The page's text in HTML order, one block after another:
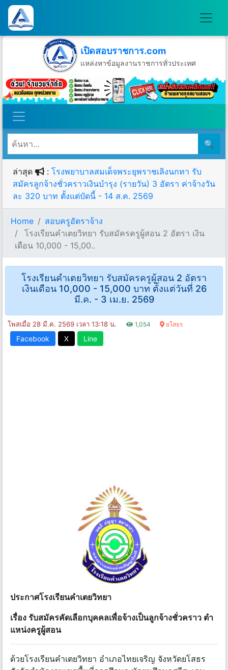
เปิดสอบราชการ.com
แหล่งหาข้อมูลงานราชการทั่วประเทศ
วันเสาร์ที่ 8 เดือนสิงหาคม พ.ศ.2569
🔍
ล่าสุด : โรงพยาบาลสมเด็จพระยุพราชเลิงนกทา รับ
สมัครลูกจ้างชั่วคราวเงินบํารุง (รายวัน) 3 อัตรา ค่าจ้างวัน
ละ 320 บาท ตั้งแต่บัดนี้ - 14 ส.ค. 2569
Home
สอบครูอัตราจ้าง
โรงเรียนคําเตยวิทยา รับสมัครครูผู้สอน 2 อัตรา เงิน
เดือน 10,000 - 15,00..
โรงเรียนคําเตยวิทยา รับสมัครครูผู้สอน 2 อัตรา
เงินเดือน 10,000 - 15,000 บาท ตั้งแต่วันที่ 26
มี.ค. - 3 เม.ย. 2569
โพสเมื่อ 28 มี.ค. 2569 เวลา 13:18 น. 1,054 ยโสธร
Facebook X Line
ประกาศโรงเรียนคําเตยวิทยา
เรื่อง รับสมัครคัดเลือกบุคคลเพื่อจ้างเป็นลูกจ้างชั่วคราว ตํา
แหน่งครูผู้สอน
ด้วยโรงเรียนคําเตยวิทยา อําเภอไทยเจริญ จังหวัดยโสธร